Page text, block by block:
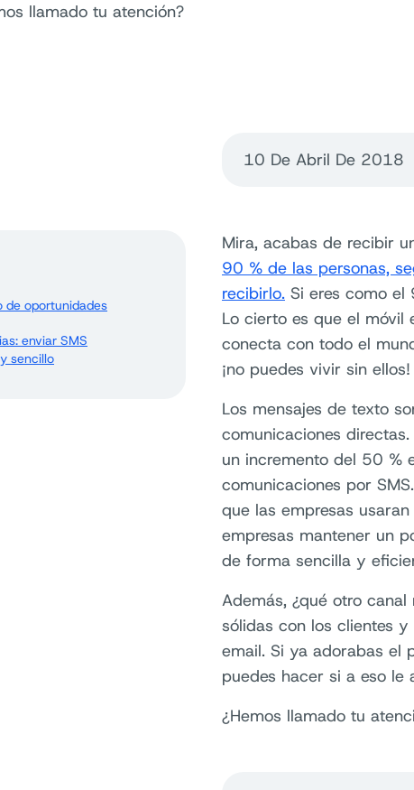
llamado tu atención?
de oportunidades
enviar SMS
sencillo
10 De Abril De 2018
Mira, acabas de recibir
90 % de las personas,
recibirlo. Si eres como el
Lo cierto es que el móvil
conecta con todo el
¡no puedes vivir sin
Los mensajes de texto
comunicaciones
un incremento del 50 %
comunicaciones por
que las empresas
empresas mantener un
de forma sencilla y
Además, ¿qué otro
sólidas con los clientes
email. Si ya adorabas el
puedes hacer si a eso le
¿Hemos llamado tu